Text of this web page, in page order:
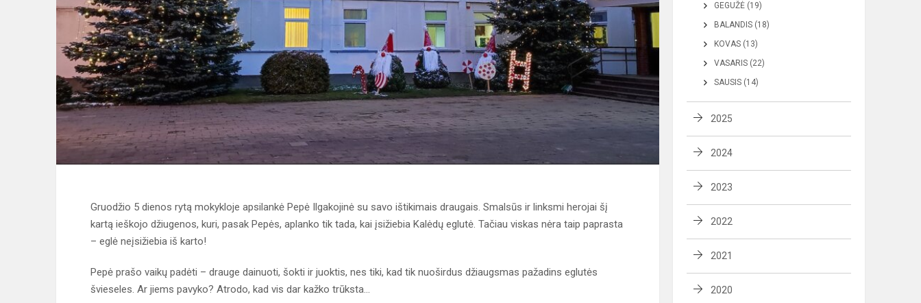
Gruodžio 5 dienos rytą mokykloje apsilankė Pepė Ilgakojinė su savo ištikimais draugais. Smalsūs ir linksmi herojai šį
kartą ieškojo džiugenos, kuri, pasak Pepės, aplanko tik tada, kai įsižiebia Kalėdų eglutė. Tačiau viskas nėra taip paprasta
– eglė neįsižiebia iš karto!
Pepė prašo vaikų padėti – drauge dainuoti, šokti ir juoktis, nes tiki, kad tik nuoširdus džiaugsmas pažadins eglutės
švieseles. Ar jiems pavyko? Atrodo, kad vis dar kažko trūksta...
GEGUŽĖ (19)
BALANDIS (18)
KOVAS (13)
VASARIS (22)
SAUSIS (14)
2025
2024
2023
2022
2021
2020